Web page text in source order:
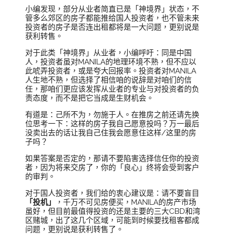
小编发现，部分从业者简直已是「神境界」状态，不
管多么郊区的房子都能推给国人投资者，也不管未来
投资者的房子是否连出租都将是一大问题，更别说是
获利转售。
对于此类「神境界」从业者，小编呼吁：同是中国
人，投资者虽对MANILA的地理环境不熟，但不应以
此唬弄投资者，或是夸大回报率。投资者对MANILA
人生地不熟，但选择了相信咱的说辞是对咱们的信
任，那咱们更应该发挥从业者的专业与对投资者的负
责态度，而不是把它当成是生财机会。
有道是：己所不为，勿施于人。在推房之前还请先换
位思考一下：这样的房子我自己愿意投吗？万一最后
没卖出去的话让我自己住我会愿意住这样/这里的房
子吗？
如果答案是否定的，那请不要陷害选择信任你的投资
者，因为将来交房了，你的「良心」终将会受到客户
的审判。
对于国人投资者，我们给的衷心建议是：请不要盲目
「投机」
，千万不可见房便买，MANILA的房产市场
虽好，但目前最值得投资的还是主要的三大CBD和湾
区赌城，出了这几个区域，可能到时候要找租客都成
问题，更别说是获利转售了。